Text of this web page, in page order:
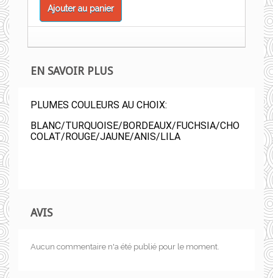
Ajouter au panier
EN SAVOIR PLUS
PLUMES COULEURS AU CHOIX:
BLANC/TURQUOISE/BORDEAUX/FUCHSIA/CHO
COLAT/ROUGE/JAUNE/ANIS/LILA
AVIS
Aucun commentaire n'a été publié pour le moment.